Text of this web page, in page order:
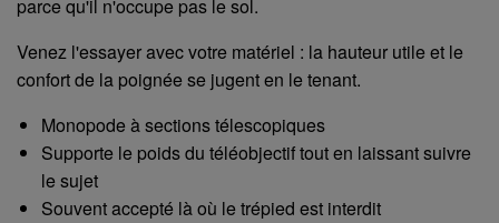
parce qu'il n'occupe pas le sol.
Venez l'essayer avec votre matériel : la hauteur utile et le
confort de la poignée se jugent en le tenant.
Monopode à sections télescopiques
Supporte le poids du téléobjectif tout en laissant suivre
le sujet
Souvent accepté là où le trépied est interdit